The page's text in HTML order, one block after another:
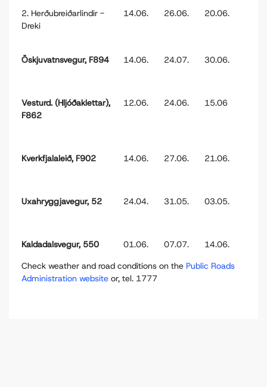
2. Herðubreiðarlindir -
Dreki
14.06. 26.06. 20.06.
Öskjuvatnsvegur, F894 14.06. 24.07. 30.06.
Vesturd. (Hljóðaklettar),
F862
12.06. 24.06. 15.06
Kverkfjalaleið, F902 14.06. 27.06. 21.06.
Uxahryggjavegur, 52 24.04. 31.05. 03.05.
Kaldadalsvegur, 550 01.06. 07.07.
14.06.
Check weather and road conditions on the Public Roads
Administration website or, tel. 1777